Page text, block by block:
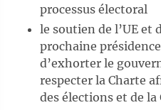
processus électoral
le soutien de l’UE et
prochaine
d’exhorter le
respecter la Charte
des élections et de la